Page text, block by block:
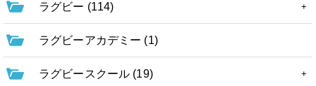
ラグビー (114)
ラグビーアカデミー (1)
ラグビースクール (19)